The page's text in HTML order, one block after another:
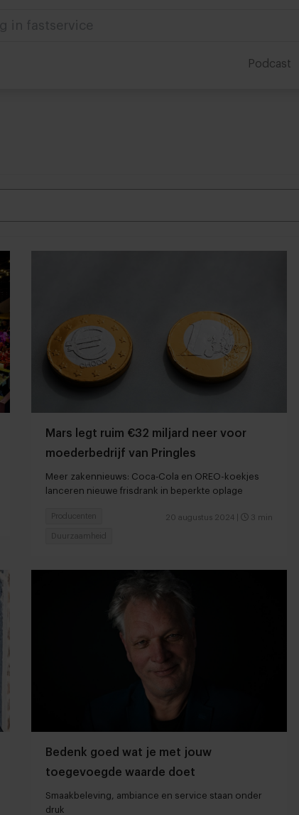
in foodservice
Podcast
Mars legt ruim €32 miljard neer voor
moederbedrijf van Pringles
Meer zakennieuws: Coca‑Cola en OREO-koekjes
lanceren nieuwe frisdrank in beperkte oplage
20 augustus 2024 3 min
Producenten
Duurzaamheid
Bedenk goed wat je met jouw
toegevoegde waarde doet
Smaakbeleving, ambiance en service staan onder
druk